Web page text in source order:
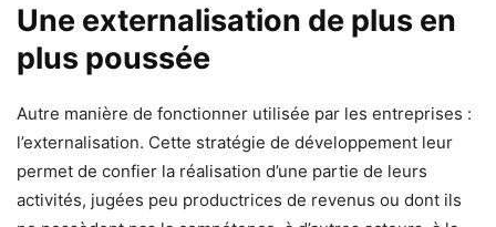
Une externalisation de plus en
plus poussée
Autre manière de fonctionner utilisée par les entreprises :
l’externalisation. Cette stratégie de développement leur
permet de confier la réalisation d’une partie de leurs
activités, jugées peu productrices de revenus ou dont ils